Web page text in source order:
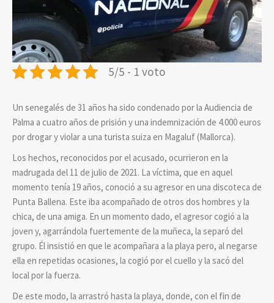
5/5 - 1 voto
Un senegalés de 31 años ha sido condenado por la Audiencia de
Palma a cuatro años de prisión y una indemnización de 4.000 euros
por drogar y violar a una turista suiza en Magaluf (Mallorca).
Los hechos, reconocidos por el acusado, ocurrieron en la
madrugada del 11 de julio de 2021. La víctima, que en aquel
momento tenía 19 años, conoció a su agresor en una discoteca de
Punta Ballena. Este iba acompañado de otros dos hombres y la
chica, de una amiga. En un momento dado, el agresor cogió a la
joven y, agarrándola fuertemente de la muñeca, la separó del
grupo. Él insistió en que le acompañara a la playa pero, al negarse
ella en repetidas ocasiones, la cogió por el cuello y la sacó del
local por la fuerza.
De este modo, la arrastró hasta la playa, donde, con el fin de